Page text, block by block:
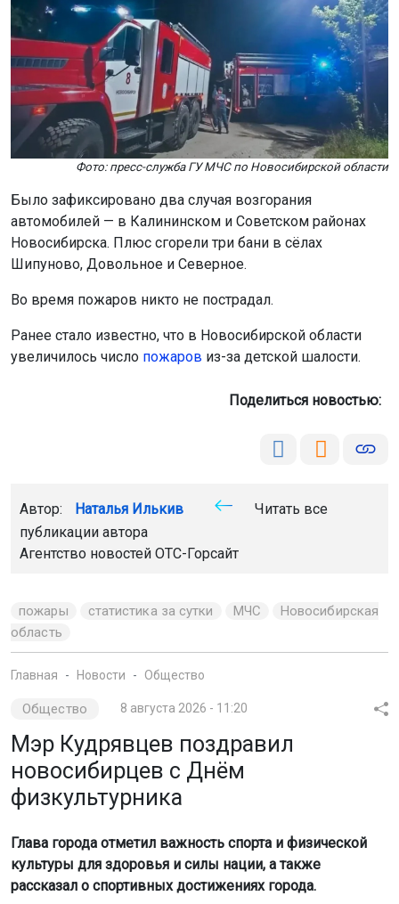
Фото: пресс-служба ГУ МЧС по Новосибирской области
Было зафиксировано два случая возгорания
автомобилей — в Калининском и Советском районах
Шипуново, Довольное и Северное.
Во время пожаров никто не пострадал.
увеличилось числопожаров из-за детской шалости.
Поделиться новостью:
Читать все
Агентство новостей
ОТС-Горсайт
пожары статистика за сутки МЧС
Главная Общество
Общество 8 августа 2026 - 11:20
Мэр Кудрявцев поздравил
новосибирцев с Днём
физкультурника
Глава города отметил важность спорта и физической
культуры для здоровья и силы нации, а также
рассказал о спортивных достижениях города.